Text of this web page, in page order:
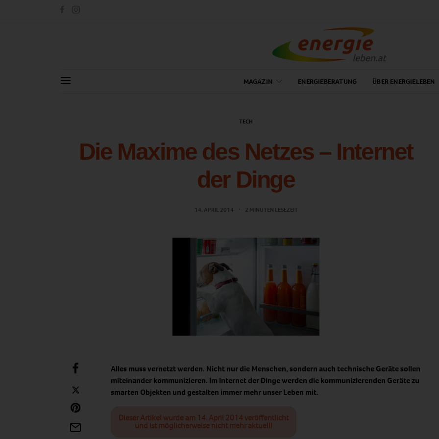
MAGAZIN ENERGIEBERATUNG ÜBER ENERGIELEBEN
TECH
Die Maxime des Netzes – Internet
der Dinge
14. APRIL 2014 2 MINUTEN LESEZEIT
Alles muss vernetzt werden. Nicht nur die Menschen, sondern auch technische Geräte sollen
miteinander kommunizieren. Im Internet der Dinge werden die kommunizierenden Geräte zu
smarten Objekten und gestalten immer mehr unser Leben mit.
Dieser Artikel wurde am 14. April 2014 veröffentlicht
und ist möglicherweise nicht mehr aktuell!